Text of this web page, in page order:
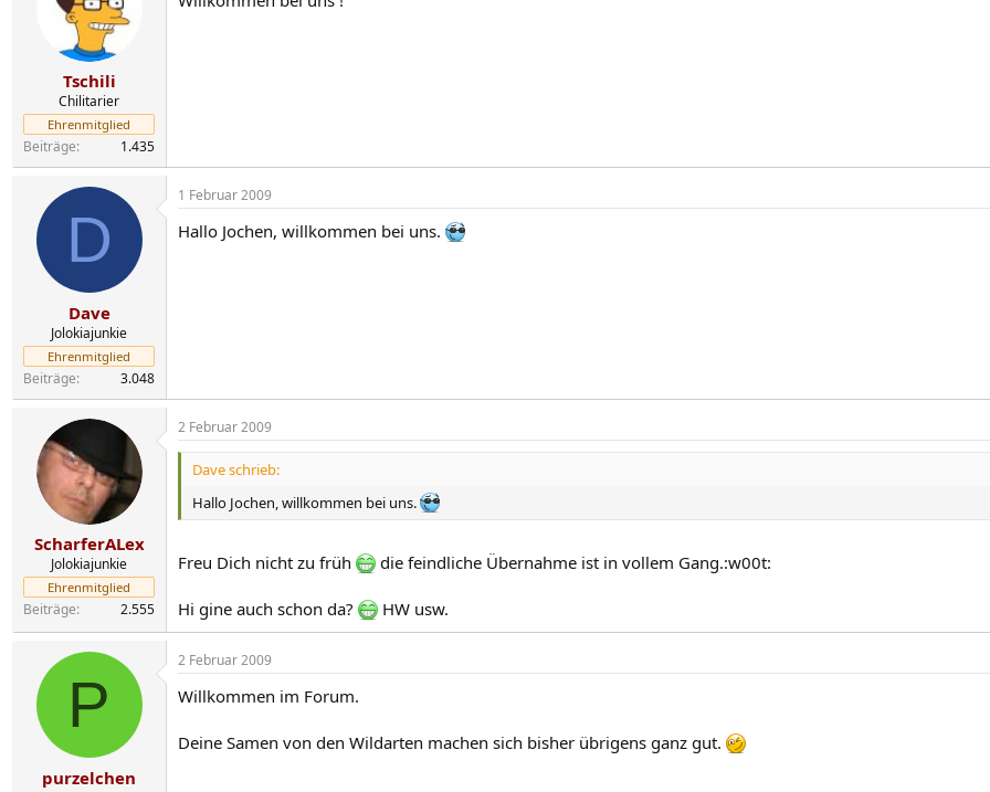
Tschili
Chilitarier
Ehrenmitglied
Beiträge 1.435
D
Dave
Jolokiajunkie
Ehrenmitglied
Beiträge 3.048
1 Februar 2009
Hallo Jochen, willkommen bei uns.
ScharferALex
Jolokiajunkie
Ehrenmitglied
Beiträge 2.555
2 Februar 2009
Dave schrieb:
Hallo Jochen, willkommen bei uns.
Freu Dich nicht zu früh die feindliche Übernahme ist in vollem Gang.:w00t:
Hi gine auch schon da? HW usw.
P
purzelchen
2 Februar 2009
Willkommen im Forum.
Deine Samen von den Wildarten machen sich bisher übrigens ganz gut.